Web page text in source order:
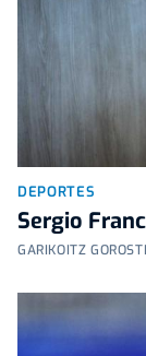
DEPORTES
Sergio
GARIKOITZ